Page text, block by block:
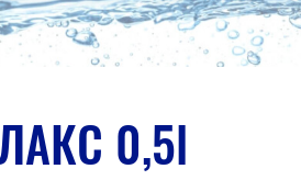
0,5l